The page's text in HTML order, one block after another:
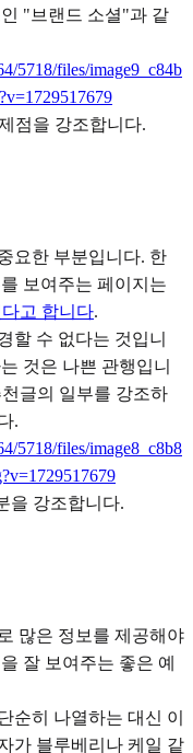
"브랜드 소셜"과 같
5718/files/image9_c84b
점을 강조합니다.
요한 부분입니다. 한
보여주는 페이지는
고 합니다.
할 수 없다는 것입니
것은 나쁜 관행입니
글의 일부를 강조하
.
5718/files/image8_c8b8
을 강조합니다.
많은 정보를 제공해야
잘 보여주는 좋은 예
순히 나열하는 대신 이
가 블루베리나 케일 같